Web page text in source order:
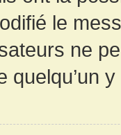
le
ne
quelqu’un